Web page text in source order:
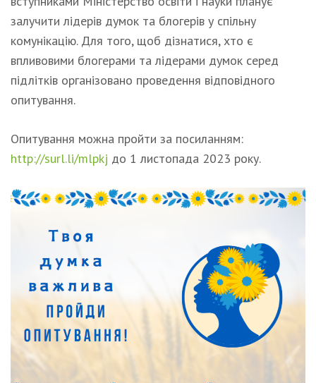
залучити лідерів думок та блогерів у спільну
комунікацію. Для того, щоб дізнатися, хто є
впливовими блогерами та лідерами думок серед
підлітків організовано проведення відповідного
опитування.
Опитування можна пройти за посиланням:
http://surl.li/mlpkj до 1 листопада 2023 року.